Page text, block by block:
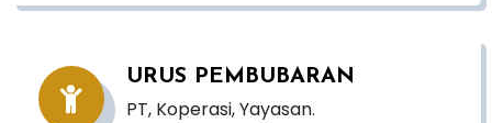
URUS PEMBUBARAN
PT, Koperasi, Yayasan.